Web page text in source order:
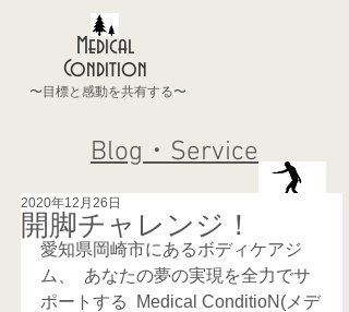
Medical
Condition
〜目標と感動を共有する〜
Blog・Service
開脚チャレンジ！
2020年12月26日
愛知県岡崎市にあるボディケアジ
ム、  あなたの夢の実現を全力でサ
ポートする  Medical ConditioN(メデ